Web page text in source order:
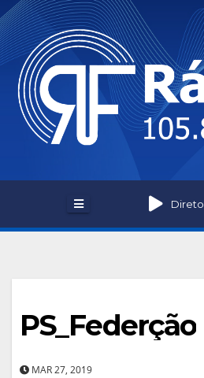
Skip
to
content
Direto
PS_Federção
MAR 27, 2019